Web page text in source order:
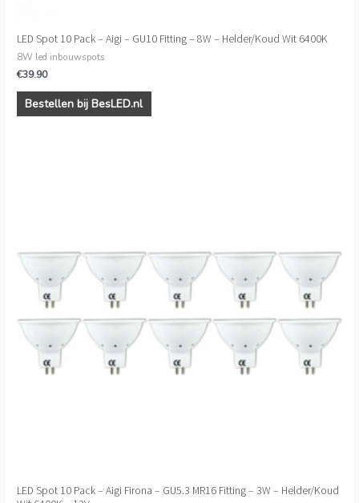
LED Spot 10 Pack – Aigi – GU10 Fitting – 8W – Helder/Koud Wit 6400K
8W led inbouwspots
€39.90
Bestellen bij BesLED.nl
LED Spot 10 Pack – Aigi Firona – GU5.3 MR16 Fitting – 3W – Helder/Koud